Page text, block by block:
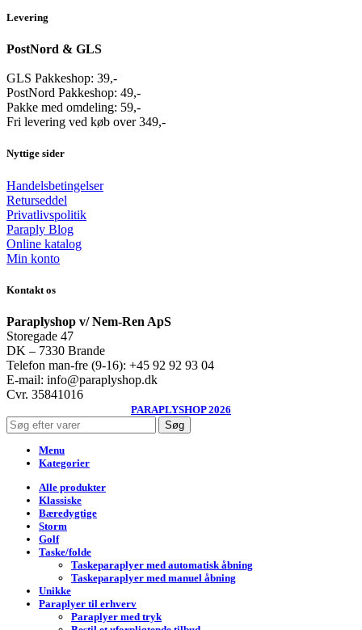
Levering
PostNord & GLS
GLS Pakkeshop: 39,-
PostNord Pakkeshop: 49,-
Pakke med omdeling: 59,-
Fri levering ved køb over 349,-
Nyttige sider
Handelsbetingelser
Returseddel
Privatlivspolitik
Paraply Blog
Online katalog
Min konto
Kontakt os
Paraplyshop v/ Nem-Ren ApS
Storegade 47
DK – 7330 Brande
Telefon man-fre (9-16): +45 92 92 93 04
E-mail: info@paraplyshop.dk
Cvr. 35841016
PARAPLYSHOP 2026
Søg
Menu
Kategorier
Alle produkter
Klassiske
Bæredygtige
Storm
Golf
Taske/folde
Taskeparaplyer med automatisk åbning
Taskeparaplyer med manuel åbning
Unikke
Paraplyer til erhverv
Paraplyer med tryk